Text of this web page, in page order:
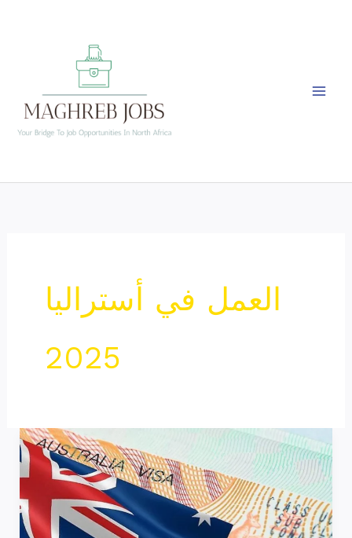
العمل في أستراليا
2025
أنواع
الوظائف
الموسمية
المتاحة
في